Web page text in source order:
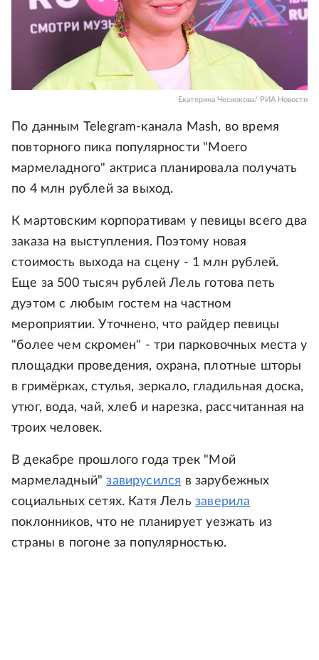
Екатерина Чеснокова/ РИА Новости
По данным Telegram-канала Mash, во время
повторного пика популярности "Моего
мармеладного" актриса планировала получать
по 4 млн рублей за выход.
К мартовским корпоративам у певицы всего два
заказа на выступления. Поэтому новая
стоимость выхода на сцену - 1 млн рублей.
Еще за 500 тысяч рублей Лель готова петь
дуэтом с любым гостем на частном
мероприятии. Уточнено, что райдер певицы
"более чем скромен" - три парковочных места у
площадки проведения, охрана, плотные шторы
в гримёрках, стулья, зеркало, гладильная доска,
утюг, вода, чай, хлеб и нарезка, рассчитанная на
троих человек.
В декабре прошлого года трек "Мой
мармеладный"завирусился в зарубежных
социальных сетях. Катя Лельзаверила
поклонников, что не планирует уезжать из
страны в погоне за популярностью.